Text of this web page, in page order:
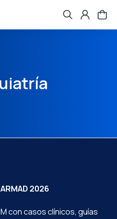
2026
con casos clínicos, guías